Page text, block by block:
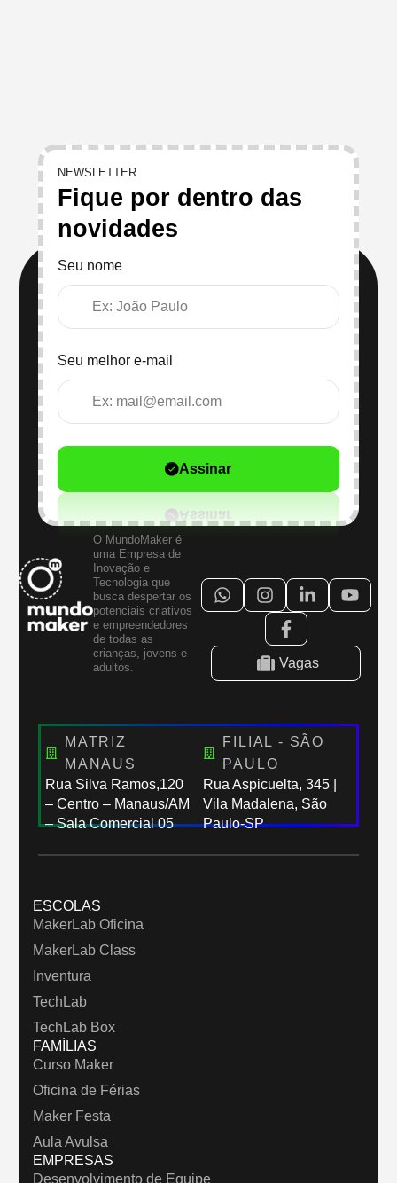
NEWSLETTER
Fique por dentro das
novidades
Seu nome
Seu melhor e-mail
Assinar
O MundoMaker é
uma Empresa de
Inovação e
Tecnologia que
busca despertar os
potenciais criativos
e empreendedores
de todas as
crianças, jovens e
adultos.
Vagas
MATRIZ
MANAUS
Rua Silva Ramos,120
– Centro – Manaus/AM
– Sala Comercial 05
FILIAL - SÃO
PAULO
Rua Aspicuelta, 345 |
Vila Madalena, São
Paulo-SP
ESCOLAS
MakerLab Oficina
MakerLab Class
Inventura
TechLab
TechLab Box
FAMÍLIAS
Curso Maker
Oficina de Férias
Maker Festa
Aula Avulsa
EMPRESAS
Desenvolvimento de Equipe